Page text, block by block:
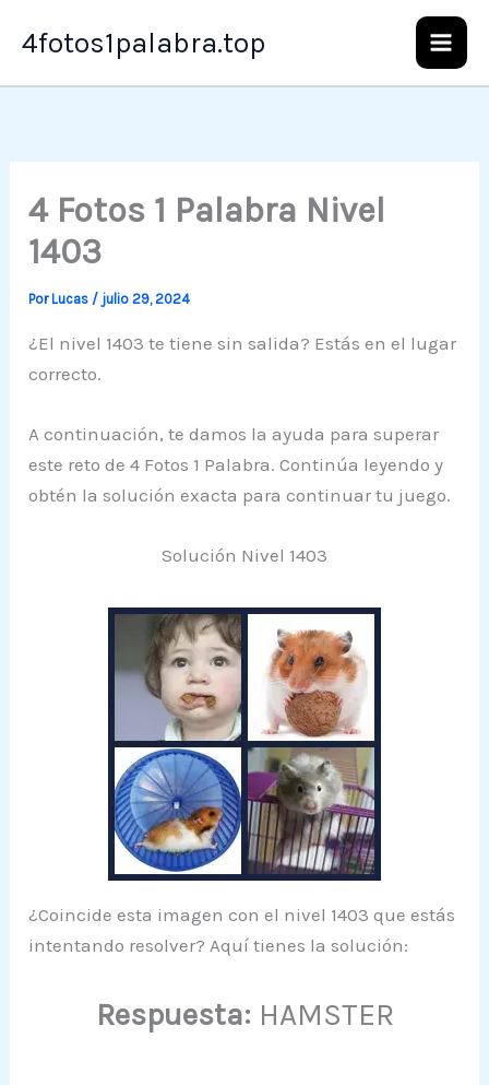
4fotos1palabra.top
4 Fotos 1 Palabra Nivel
1403
PorLucas / julio 29, 2024
¿El nivel 1403 te tiene sin salida? Estás en el lugar
correcto.
A continuación, te damos la ayuda para superar
este reto de 4 Fotos 1 Palabra. Continúa leyendo y
obtén la solución exacta para continuar tu juego.
Solución Nivel 1403
¿Coincide esta imagen con el nivel 1403 que estás
intentando resolver? Aquí tienes la solución:
Respuesta: HAMSTER